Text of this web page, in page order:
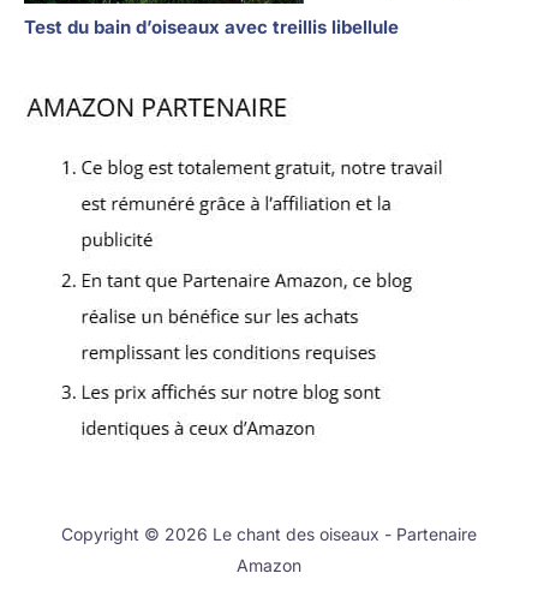
Test du bain d’oiseaux avec treillis libellule
Copyright © 2026 Le chant des oiseaux - Partenaire
Amazon